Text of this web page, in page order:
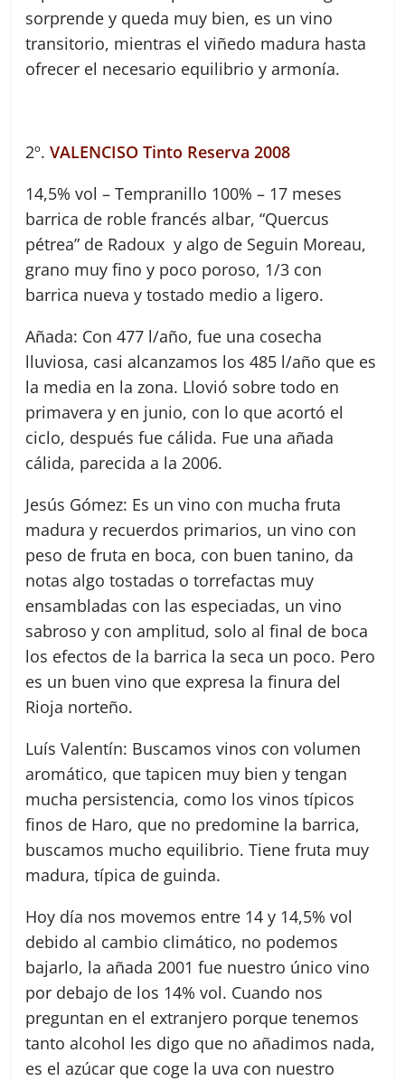
sorprende y queda muy bien, es un vino
transitorio, mientras el viñedo madura hasta
ofrecer el necesario equilibrio y armonía.
2º.VALENCISO Tinto Reserva 2008
14,5% vol – Tempranillo 100% – 17 meses
barrica de roble francés albar, “Quercus
pétrea” de Radoux y algo de Seguin Moreau,
grano muy fino y poco poroso, 1/3 con
barrica nueva y tostado medio a ligero.
Añada: Con 477 l/año, fue una cosecha
lluviosa, casi alcanzamos los 485 l/año que es
la media en la zona. Llovió sobre todo en
primavera y en junio, con lo que acortó el
ciclo, después fue cálida. Fue una añada
cálida, parecida a la 2006.
Jesús Gómez: Es un vino con mucha fruta
madura y recuerdos primarios, un vino con
peso de fruta en boca, con buen tanino, da
notas algo tostadas o torrefactas muy
ensambladas con las especiadas, un vino
sabroso y con amplitud, solo al final de boca
los efectos de la barrica la seca un poco. Pero
es un buen vino que expresa la finura del
Rioja norteño.
Luís Valentín: Buscamos vinos con volumen
aromático, que tapicen muy bien y tengan
mucha persistencia, como los vinos típicos
finos de Haro, que no predomine la barrica,
buscamos mucho equilibrio. Tiene fruta muy
madura, típica de guinda.
Hoy día nos movemos entre 14 y 14,5% vol
debido al cambio climático, no podemos
bajarlo, la añada 2001 fue nuestro único vino
por debajo de los 14% vol. Cuando nos
preguntan en el extranjero porque tenemos
tanto alcohol les digo que no añadimos nada,
es el azúcar que coge la uva con nuestro